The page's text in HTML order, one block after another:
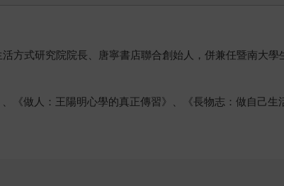
式研究院院長、唐寧書店聯合創始人，併兼任暨南大學
做人：王陽明心學的真正傳習》、《長物志：做自己生